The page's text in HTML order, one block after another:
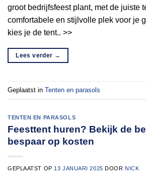
groot bedrijfsfeest plant, met de juiste
comfortabele en stijlvolle plek voor je
kies je de tent.. >>
Lees verder →
Geplaatst in Tenten en parasols
TENTEN EN PARASOLS
Feesttent huren? Bekijk de
bespaar op kosten
GEPLAATST OP 13 JANUARI 2025 DOOR NICK